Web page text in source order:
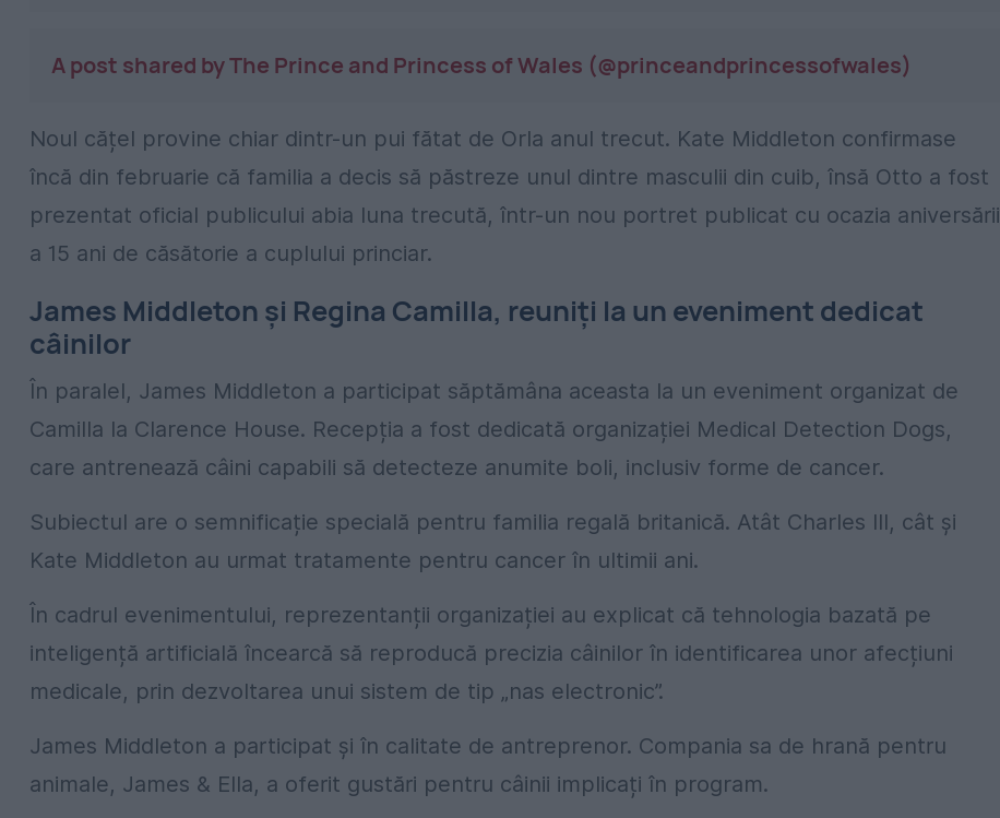
A post shared by The Prince and Princess of Wales (@princeandprincessofwales)
Noul cățel provine chiar dintr-un pui fătat de Orla anul trecut. Kate Middleton confirmase
încă din februarie că familia a decis să păstreze unul dintre masculii din cuib, însă Otto a fost
prezentat oficial publicului abia luna trecută, într-un nou portret publicat cu ocazia aniversării
a 15 ani de căsătorie a cuplului princiar.
James Middleton și Regina Camilla, reuniți la un eveniment dedicat
câinilor
În paralel, James Middleton a participat săptămâna aceasta la un eveniment organizat de
Camilla la Clarence House. Recepția a fost dedicată organizației Medical Detection Dogs,
care antrenează câini capabili să detecteze anumite boli, inclusiv forme de cancer.
Subiectul are o semnificație specială pentru familia regală britanică. Atât Charles III, cât și
Kate Middleton au urmat tratamente pentru cancer în ultimii ani.
În cadrul evenimentului, reprezentanții organizației au explicat că tehnologia bazată pe
inteligență artificială încearcă să reproducă precizia câinilor în identificarea unor afecțiuni
medicale, prin dezvoltarea unui sistem de tip „nas electronic”.
James Middleton a participat și în calitate de antreprenor. Compania sa de hrană pentru
animale, James & Ella, a oferit gustări pentru câinii implicați în program.